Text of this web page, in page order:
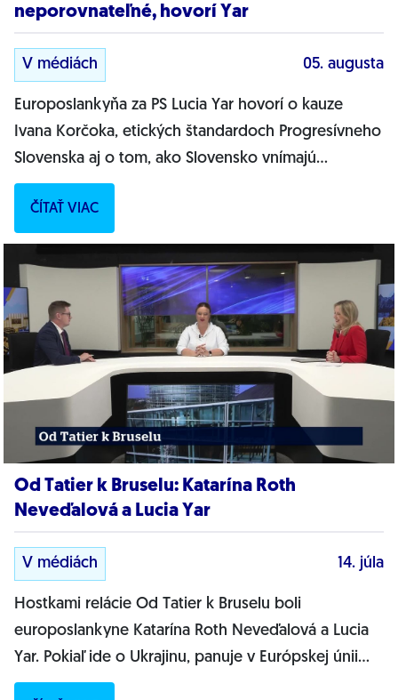
neporovnateľné, hovorí Yar
V médiách 05. augusta
Europoslankyňa za PS Lucia Yar hovorí o kauze
Ivana Korčoka, etických štandardoch Progresívneho
Slovenska aj o tom, ako Slovensko vnímajú
európske inštitúcie. Vysvetľuje pohľad na obranu...
ČÍTAŤ VIAC
Od Tatier k Bruselu: Katarína Roth
Neveďalová a Lucia Yar
V médiách 14. júla
Hostkami relácie Od Tatier k Bruselu boli
europoslankyne Katarína Roth Neveďalová a Lucia
Yar. Pokiaľ ide o Ukrajinu, panuje v Európskej únii
jednota. Vyhlásil po poslednom samite lídrov...